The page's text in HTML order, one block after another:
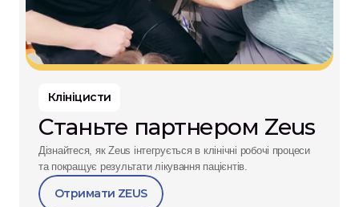
Клініцисти
Станьте партнером Zeus
Дізнайтеся, як Zeus інтегрується в клінічні робочі процеси
та покращує результати лікування пацієнтів.
Отримати ZEUS